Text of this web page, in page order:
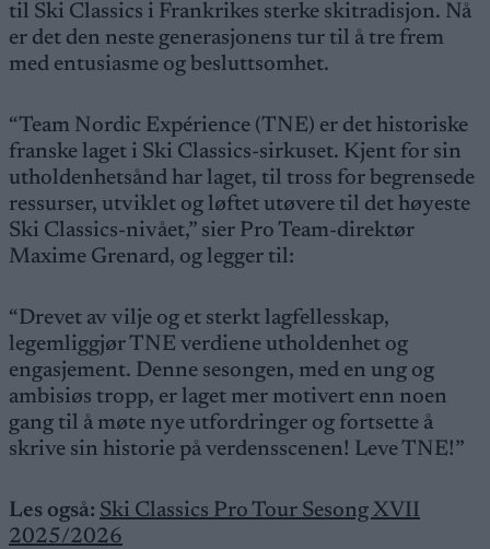
til Ski Classics i Frankrikes sterke skitradisjon. Nå
er det den neste generasjonens tur til å tre frem
med entusiasme og besluttsomhet.
“Team Nordic Expérience (TNE) er det historiske
franske laget i Ski Classics-sirkuset. Kjent for sin
utholdenhetsånd har laget, til tross for begrensede
ressurser, utviklet og løftet utøvere til det høyeste
Ski Classics-nivået,” sier Pro Team-direktør
Maxime Grenard, og legger til:
“Drevet av vilje og et sterkt lagfellesskap,
legemliggjør TNE verdiene utholdenhet og
engasjement. Denne sesongen, med en ung og
ambisiøs tropp, er laget mer motivert enn noen
gang til å møte nye utfordringer og fortsette å
skrive sin historie på verdensscenen! Leve TNE!”
Les også: Ski Classics Pro Tour Sesong XVII
2025/2026